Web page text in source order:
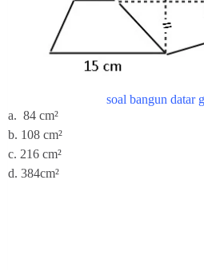
soal bangun datar
a. 84 cm²
b. 108 cm²
c. 216 cm²
d. 384cm²